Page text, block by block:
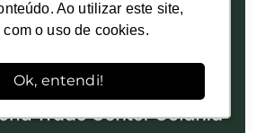
Ao utilizar este site,
o uso de cookies.
Ok, entendi!
Ao utilizar este site,
o uso de cookies.
Ok, entendi!